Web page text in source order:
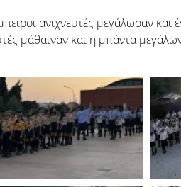
ανιχνευτές μεγάλωσαν και
μάθαιναν και η μπάντα